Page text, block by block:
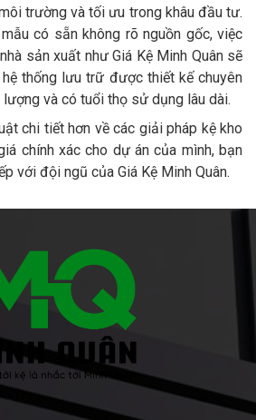
trường và tối ưu trong khâu đầu tư.
có sẵn không rõ nguồn gốc, việc
sản xuất như Giá Kệ Minh Quân sẽ
thống lưu trữ được thiết kế chuyên
và có tuổi thọ sử dụng lâu dài.
chi tiết hơn về các giải pháp kệ kho
chính xác cho dự án của mình, bạn
với đội ngũ của Giá Kệ Minh Quân.